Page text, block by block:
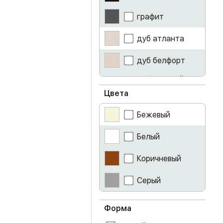
графит
дуб атланта
дуб белфорт
дуб золотой
камень
лоредо
серый
Цвета
Бежевый
Белый
Коричневый
Серый
Форма